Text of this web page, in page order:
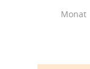
Monat